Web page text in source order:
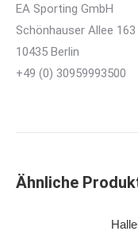
EA Sporting GmbH
Schönhauser Allee 163
10435 Berlin
+49 (0) 30959993500
Ähnliche